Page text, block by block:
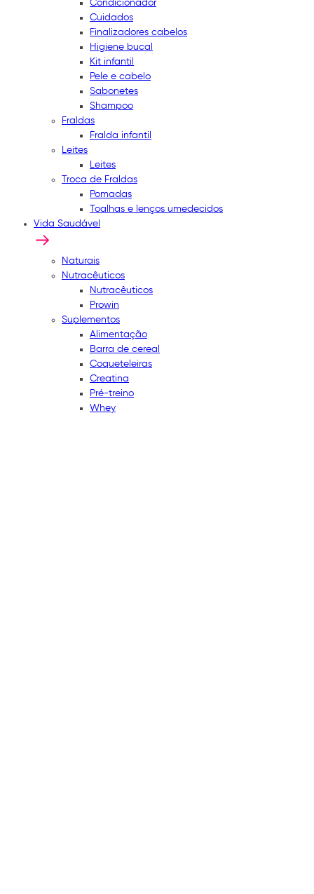
Condicionador
Cuidados
Finalizadores cabelos
Higiene bucal
Kit infantil
Pele e cabelo
Sabonetes
Shampoo
Fraldas
Fralda infantil
Leites
Leites
Troca de Fraldas
Pomadas
Toalhas e lenços umedecidos
Vida Saudável
Naturais
Nutracêuticos
Nutracêuticos
Prowin
Suplementos
Alimentação
Barra de cereal
Coqueteleiras
Creatina
Pré-treino
Whey